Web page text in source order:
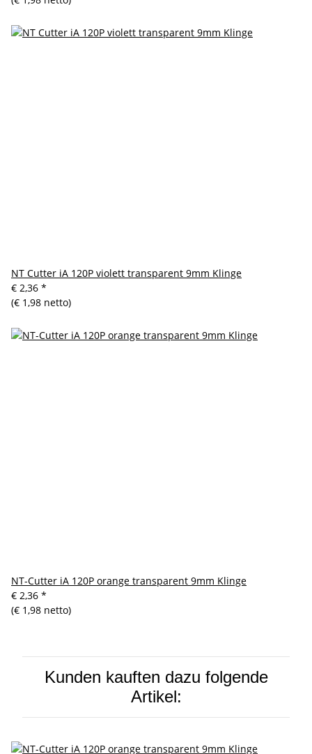
NT Cutter iA 120P violett transparent 9mm Klinge
€ 2,36 *
(€ 1,98 netto)
NT-Cutter iA 120P orange transparent 9mm Klinge
€ 2,36 *
(€ 1,98 netto)
Kunden kauften dazu folgende
Artikel: